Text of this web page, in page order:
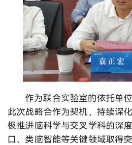
作为联合实验室的依托单
此次战略合作为契机，持续深
极推进脑科学与交叉学科的深
口、类脑智能等关键领域取得